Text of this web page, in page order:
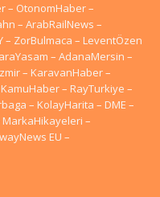
– OtonomHaber–
– ArabRailNews –
– ZorBulmaca – LeventÖzen
– AdanaMersin –
– KaravanHaber–
KamuHaber– RayTurkiye –
– KolayHarita – DME –
MarkaHikayeleri –
EU –